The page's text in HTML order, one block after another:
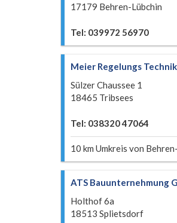
17179 Behren-Lübchin
Tel: 039972 56970
Meier Regelungs
Sülzer Chaussee 1
18465 Tribsees
Tel: 038320 47064
10 km Umkreis von
ATS Bauunternehmung
Holthof 6a
18513 Splietsdorf